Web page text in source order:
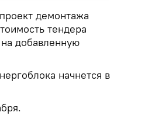
демонтажа
тендера
добавленную
начнется в